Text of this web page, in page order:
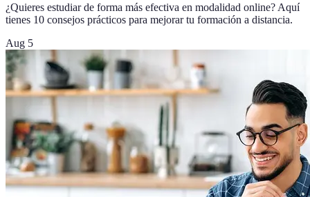
¿Quieres estudiar de forma más efectiva en modalidad online? Aquí
tienes 10 consejos prácticos para mejorar tu formación a distancia.
Aug 5